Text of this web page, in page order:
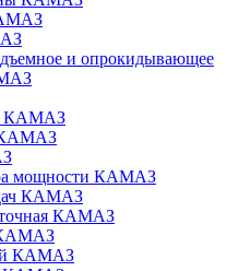
и опрокидывающее
КАМАЗ
КАМАЗ
мощности КАМАЗ
КАМАЗ
КАМАЗ
КАМАЗ